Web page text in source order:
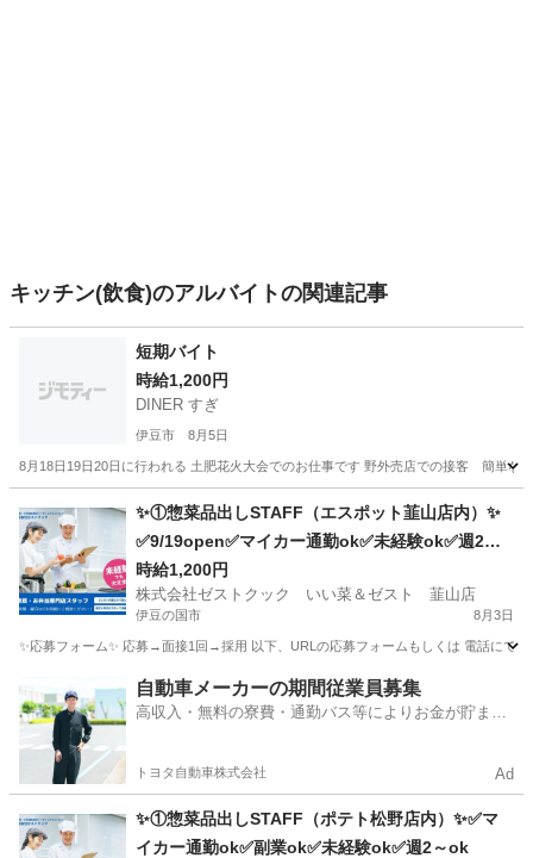
キッチン(飲食)のアルバイトの関連記事
短期バイト
時給1,200円
DINER すぎ
伊豆市 8月5日
8月18日19日20日に行われる 土肥花火大会でのお仕事です 野外売店での接客
その他 花火大会
✨①惣菜品出しSTAFF（エスポット韮山店内）✨
✅9/19open✅マイカー通勤ok✅未経験ok✅週2～o
k
時給1,200円
株式会社ゼストクック いい菜＆ゼスト 韮山店
伊豆の国市 8月3日
✨応募フォーム✨ 応募→面接1回→採用 以下、URLの応募フォームもしくは 電話にて
伊豆の国市 キッチン スタッフ
自動車メーカーの期間従業員募集
高収入・無料の寮費・通勤バス等によりお金が貯まり
トヨタ自動車株式会社 Ad
✨①惣菜品出しSTAFF（ポテト松野店内）✨✅マ
イカー通勤ok✅副業ok✅未経験ok✅週2～ok